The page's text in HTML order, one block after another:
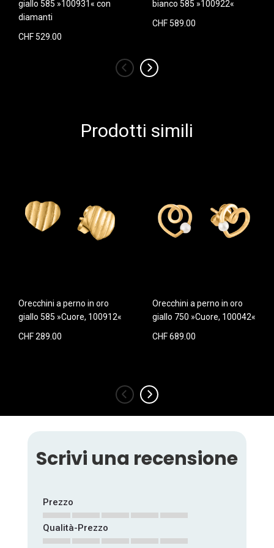
giallo 585 »100931« con
diamanti
CHF 529.00
bianco 585 »100922«
CHF 589.00
‹ ›
Prodotti simili
Orecchini a perno in oro
giallo 585 »Cuore, 100912«
CHF 289.00
Orecchini a perno in oro
giallo 750 »Cuore, 100042«
CHF 689.00
‹ ›
Scrivi una recensione
Prezzo
1
star
2
stars
3
stars
4
stars
5
stars
Qualità-Prezzo